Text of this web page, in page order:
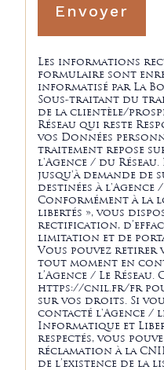
Envoyer
Les informations
formulaire sont
informatisé par La
Sous-traitant du
de la clientèle/
Réseau qui reste
vos Données
traitement repose
l'Agence / du
jusqu'à demande de
destinées à l'Agence /
Conformément à la
libertés », vous
rectification,
limitation et de
Vous pouvez retirer
tout moment en
l’Agence / Le
https://cnil.fr/fr
sur vos droits. Si
contacté l'Agence /
Informatique et
respectés, vous
réclamation à la
de l’existence de la